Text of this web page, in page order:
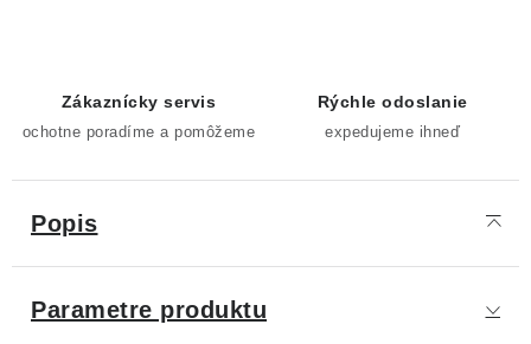
Zákaznícky servis
ochotne poradíme a pomôžeme
Rýchle odoslanie
expedujeme ihneď
Popis
Parametre produktu